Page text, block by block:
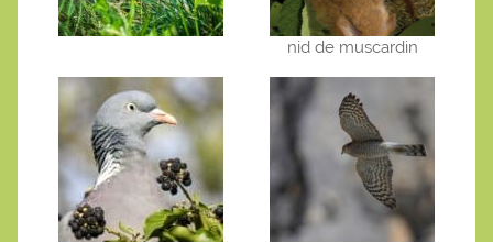
nid de muscardin